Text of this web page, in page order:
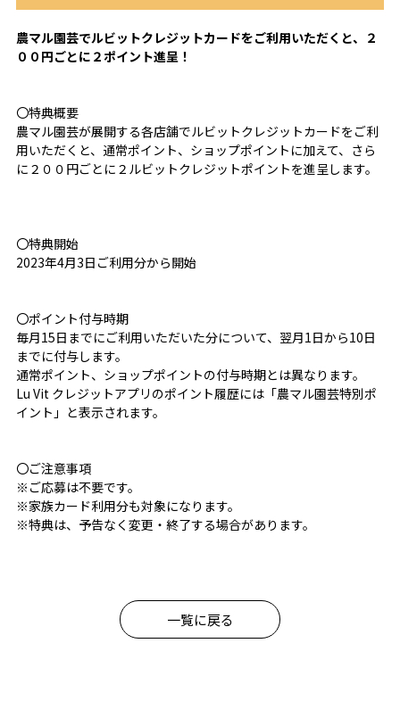
農マル園芸でルビットクレジットカードをご利用いただくと、２
００円ごとに２ポイント進呈！
〇特典概要
農マル園芸が展開する各店舗でルビットクレジットカードをご利
用いただくと、通常ポイント、ショップポイントに加えて、さら
に２００円ごとに２ルビットクレジットポイントを進呈します。
〇特典開始
2023年4月3日ご利用分から開始
〇ポイント付与時期
毎月15日までにご利用いただいた分について、翌月1日から10日
までに付与します。
通常ポイント、ショップポイントの付与時期とは異なります。
Lu Vit クレジットアプリのポイント履歴には「農マル園芸特別ポ
イント」と表示されます。
〇ご注意事項
※ご応募は不要です。
※家族カード利用分も対象になります。
※特典は、予告なく変更・終了する場合があります。
一覧に戻る